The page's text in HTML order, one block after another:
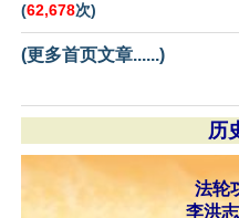
(62,678次)
(更多首页文章......)
历
法轮
李洪